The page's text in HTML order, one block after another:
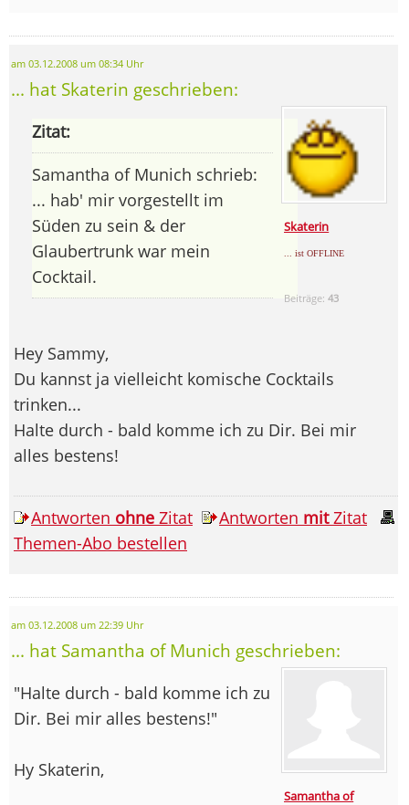
am 03.12.2008 um 08:34 Uhr
... hat Skaterin geschrieben:
Skaterin
... ist OFFLINE
Beiträge:43
Zitat:
Samantha of Munich schrieb:
... hab' mir vorgestellt im
Süden zu sein & der
Glaubertrunk war mein
Cocktail.
Hey Sammy,
Du kannst ja vielleicht komische Cocktails
trinken...
Halte durch - bald komme ich zu Dir. Bei mir
alles bestens!
Antworten ohne Zitat Antworten mitZitat
Themen-Abo bestellen
am 03.12.2008 um 22:39 Uhr
... hat Samantha of Munich geschrieben:
Samantha of
"Halte durch - bald komme ich zu
Dir. Bei mir alles bestens!"
Hy Skaterin,